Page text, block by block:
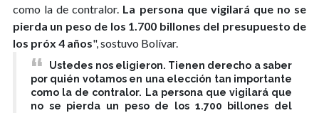
como la de contralor. La persona que vigilará que no se
pierda un peso de los 1.700 billones del presupuesto de
los próx 4 años", sostuvo Bolívar.
Ustedes nos eligieron. Tienen derecho a saber
por quién votamos en una elección tan importante
como la de contralor. La persona que vigilará que
no se pierda un peso de los 1.700 billones del